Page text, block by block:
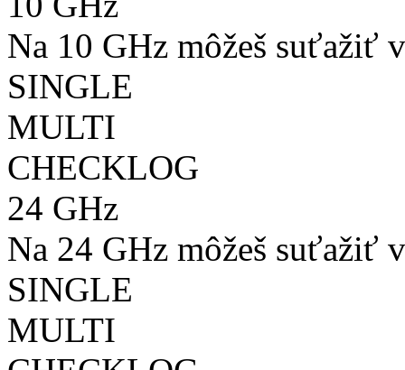
Na 10 GHz môžeš suťažiť
SINGLE
MULTI
CHECKLOG
24 GHz
Na 24 GHz môžeš suťažiť
SINGLE
MULTI